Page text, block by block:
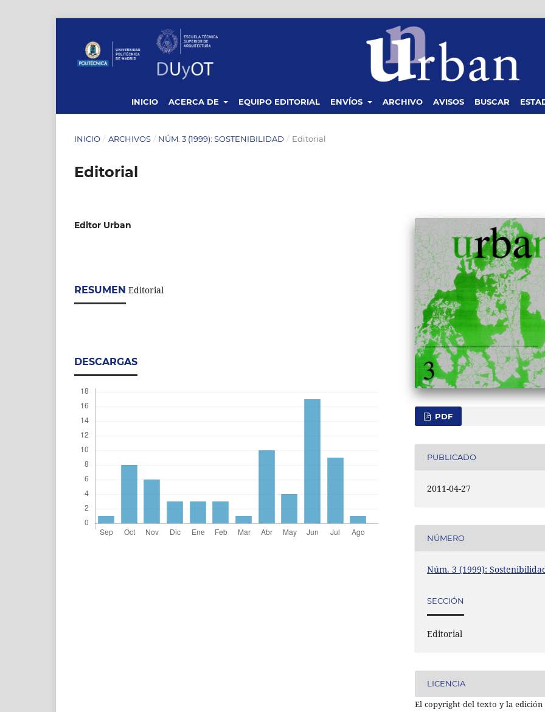
INICIO ACERCA DE EQUIPO EDITORIAL ENVÍOS ARCHIVO AVISOS BUSCAR
INICIO / ARCHIVOS / NÚM. 3 (1999): SOSTENIBILIDAD / Editorial
Editorial
Editor Urban
RESUMEN Editorial
DESCARGAS
PDF
PUBLICADO
2011-04-27
NÚMERO
Núm. 3 (1999):
SECCIÓN
Editorial
LICENCIA
El copyright del texto y la edición